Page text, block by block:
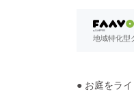
地域特化型
● お庭をラ